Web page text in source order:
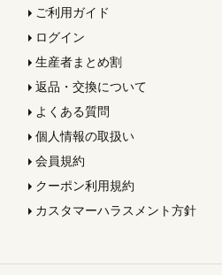
ご利用ガイド
ログイン
生産者まとめ割
返品・交換について
よくある質問
個人情報の取扱い
会員規約
クーポン利用規約
カスタマーハラスメント方針